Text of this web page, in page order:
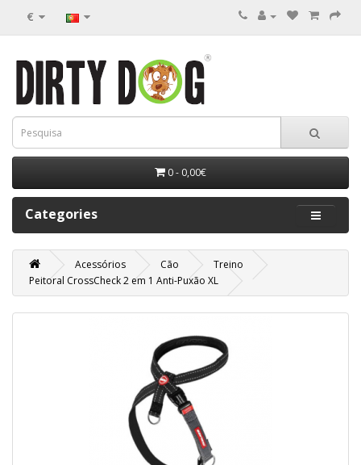
€
0 - 0,00€
Categories
Acessórios Cão
Treino
Peitoral CrossCheck 2 em 1 Anti-Puxão XL